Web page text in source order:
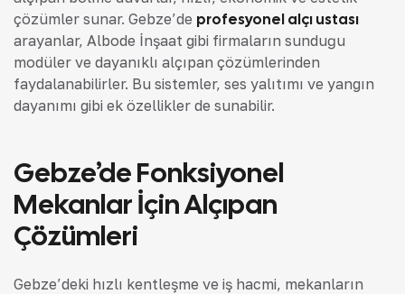
çözümler sunar. Gebze’de profesyonel alçı ustası
arayanlar, Albode İnşaat gibi firmaların sunduğu
modüler ve dayanıklı alçıpan çözümlerinden
faydalanabilirler. Bu sistemler, ses yalıtımı ve yangın
dayanımı gibi ek özellikler de sunabilir.
Gebze’de Fonksiyonel
Mekanlar İçin Alçıpan
Çözümleri
Gebze’deki hızlı kentleşme ve iş hacmi, mekanların